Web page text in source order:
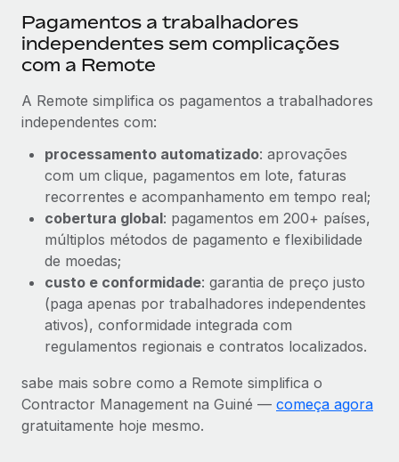
Pagamentos a trabalhadores
independentes sem complicações
com a Remote
A Remote simplifica os pagamentos a trabalhadores
independentes com:
processamento automatizado: aprovações
com um clique, pagamentos em lote, faturas
recorrentes e acompanhamento em tempo real;
cobertura global: pagamentos em 200+ países,
múltiplos métodos de pagamento e flexibilidade
de moedas;
custo e conformidade: garantia de preço justo
(paga apenas por trabalhadores independentes
ativos), conformidade integrada com
regulamentos regionais e contratos localizados.
sabe mais sobre como a Remote simplifica o
Contractor Management na Guiné — começa agora
gratuitamente hoje mesmo.